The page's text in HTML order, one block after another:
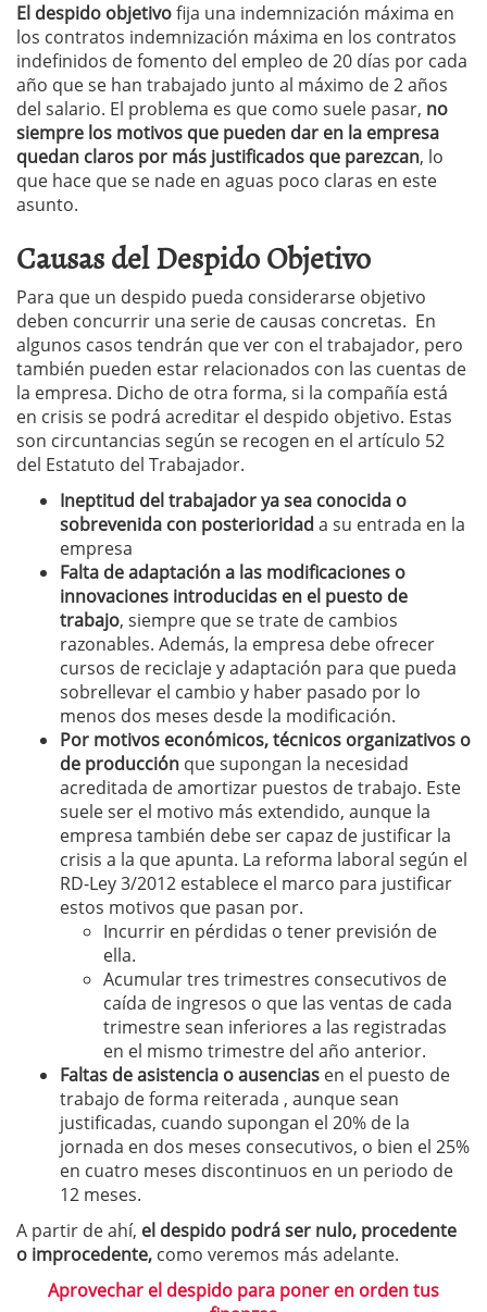
El despido objetivofija una indemnización máxima en
los contratos indemnización máxima en los contratos
indefinidos de fomento del empleo de 20 días por cada
año que se han trabajado junto al máximo de 2 años
del salario. El problema es que como suele pasar, no
siempre los motivos que pueden dar en la empresa
quedan claros por más justificados que parezcan, lo
que hace que se nade en aguas poco claras en este
asunto.
Causas del Despido Objetivo
Para que un despido pueda considerarse objetivo
deben concurrir una serie de causas concretas. En
algunos casos tendrán que ver con el trabajador, pero
también pueden estar relacionados con las cuentas de
la empresa. Dicho de otra forma, si la compañía está
en crisis se podrá acreditar el despido objetivo. Estas
son circuntancias según se recogen en el artículo 52
del Estatuto del Trabajador.
Ineptitud del trabajador ya sea conocida o
sobrevenida con posterioridad a su entrada en la
empresa
Falta de adaptación a las modificaciones o
innovaciones introducidas en el puesto de
trabajo, siempre que se trate de cambios
razonables. Además, la empresa debe ofrecer
cursos de reciclaje y adaptación para que pueda
sobrellevar el cambio y haber pasado por lo
menos dos meses desde la modificación.
Por motivos económicos, técnicos organizativos o
de producción que supongan la necesidad
acreditada de amortizar puestos de trabajo. Este
suele ser el motivo más extendido, aunque la
empresa también debe ser capaz de justificar la
crisis a la que apunta. La reforma laboral según el
RD-Ley 3/2012 establece el marco para justificar
estos motivos que pasan por.
Incurrir en pérdidas o tener previsión de
ella.
Acumular tres trimestres consecutivos de
caída de ingresos o que las ventas de cada
trimestre sean inferiores a las registradas
en el mismo trimestre del año anterior.
Faltas de asistencia o ausencias en el puesto de
trabajo de forma reiterada , aunque sean
justificadas, cuando supongan el 20% de la
jornada en dos meses consecutivos, o bien el 25%
en cuatro meses discontinuos en un periodo de
12 meses.
A partir de ahí, el despido podrá ser nulo, procedente
o improcedente, como veremos más adelante.
Aprovechar el despido para poner en orden tus